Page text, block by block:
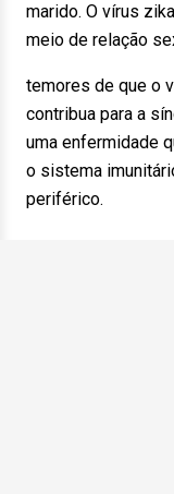
marido. O vírus
meio de relação
temores de que o
contribua para a
uma enfermidade
o sistema
periférico.